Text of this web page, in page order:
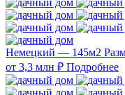
Немецкий — 145м2
от 3,3 млн ₽ Подробнее